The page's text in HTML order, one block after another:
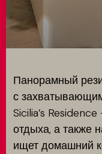
MATCH APP
ПОИСК
ЗАПРЕТНАЯ
Панорамный
с
Sicilia’s
отдыха, а также
ищет домашний